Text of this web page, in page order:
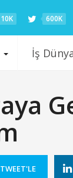
600K
İş
TWEET'LE